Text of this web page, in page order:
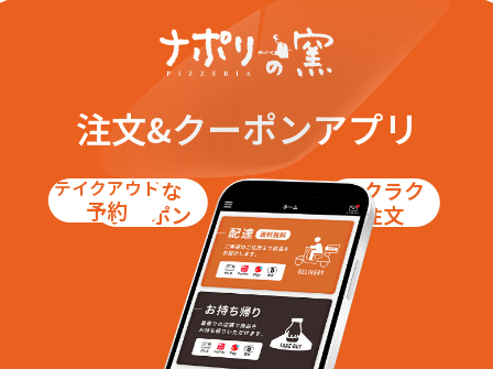
注文&クーポンアプリ
お得な
クーポン
テイクアウト
予約
ラクラク
注文